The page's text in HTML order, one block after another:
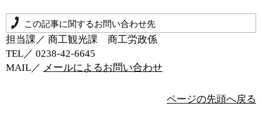
この記事に関するお問い合わせ先
担当課／ 商工観光課 商工労政係
TEL／ 0238‐42‐6645
MAIL／ メールによるお問い合わせ
ページの先頭へ戻る